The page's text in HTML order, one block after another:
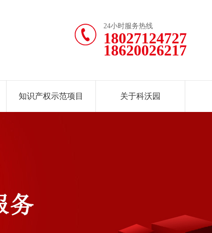
24小时服务热线
18027124727
18620026217
知识产权示范项目 关于科沃园